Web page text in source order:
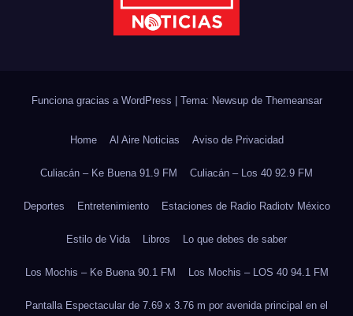
Funciona gracias a WordPress Tema: Newsup de Themeansar
Home Al Aire Noticias Aviso de Privacidad
Culiacán – Ke Buena 91.9 FM Culiacán – Los 40 92.9 FM
Deportes Entretenimiento Estaciones de Radio Radiotv México
Estilo de Vida Libros Lo que debes de saber
Los Mochis – Ke Buena 90.1 FM Los Mochis – LOS 40 94.1 FM
Pantalla Espectacular de 7.69 x 3.76 m por avenida principal en el